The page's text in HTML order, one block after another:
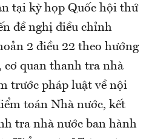
tại kỳ họp Quốc hội thứ
đề nghị điều chỉnh
2 điều 22 theo hướng
cơ quan thanh tra nhà
trước pháp luật về nội
toán Nhà nước, kết
tra nhà nước ban hành